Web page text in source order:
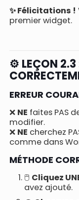
✨ Félicitations !
premier widget.
⚙️ LEÇON 2.3
ERREUR
❌ NE faites PAS
modifier.
❌ NE cherchez
comme dans
MÉTHODE
🖱️ Cliquez
avez ajouté.